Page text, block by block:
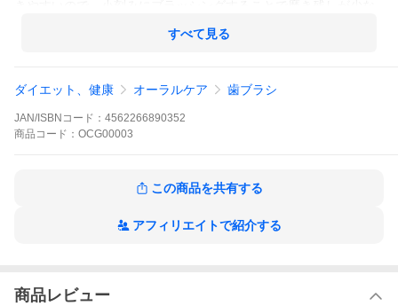
◇ご使用の目安は３週間（毛先が広がってきたら取り換え時）で
なお転売品について、弊社では一切品質等の責任を負いませんの
奇跡の歯ブラシ 正規品 日本製 爆買
すべて見る
ダイエット、健康 オーラルケア 歯ブラシ
JAN/ISBNコード： 4562266890352
商品 コード： OCG00003
この商品を共有する
アフィリエイトで紹介する
商品レビュー